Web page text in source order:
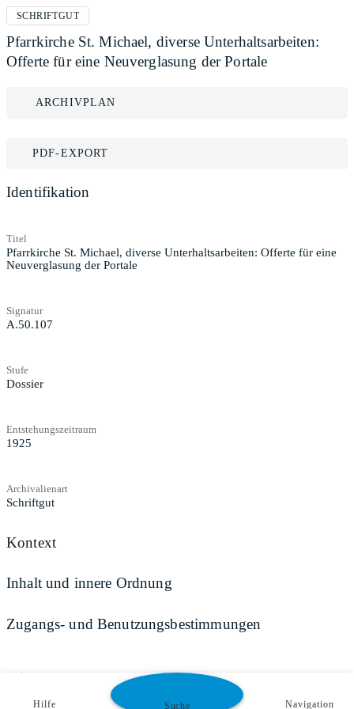
SCHRIFTGUT
Pfarrkirche St. Michael, diverse Unterhaltsarbeiten:
Offerte für eine Neuverglasung der Portale
ARCHIVPLAN
PDF-EXPORT
Identifikation
Titel
Pfarrkirche St. Michael, diverse Unterhaltsarbeiten: Offerte für eine
Neuverglasung der Portale
Signatur
A.50.107
Stufe
Dossier
Entstehungszeitraum
1925
Archivalienart
Schriftgut
Kontext
Inhalt und innere Ordnung
Zugangs- und Benutzungsbestimmungen
Teilen
Hilfe Suche Navigation